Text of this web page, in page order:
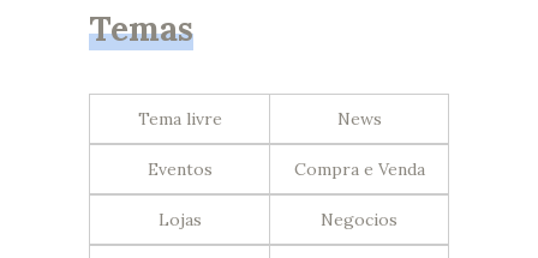
Temas
Tema livre News
Eventos Compra e Venda
Lojas Negocios